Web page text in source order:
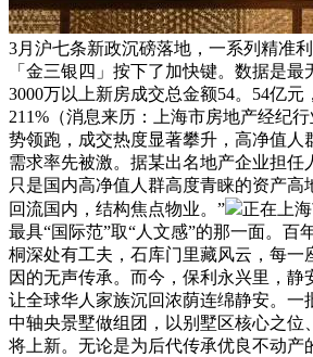
3月沪七条新政沉磅落地，一系列精准
「金三银四」按下了加快键。数据是最
3000万以上新房成交总金额54。54亿元
211%（消息来历：上海市房地产经纪
势领跑，成交热度显著攀升，高净值人
需求率先被激。据某出名地产企业担任
只是国内高净值人群高度青睐的资产高
回流国内，结构焦点物业。”
正在上
最具“国际范”取“人文感”的那一面。百
桐深处有工夫，石库门里藏风云，每一
因的无声传承。而今，保利永兴里，静
让全球华人家族沉回浓荫连绵静安。一
中轴央景墅做组团，以别墅区核心之位
将上新。无论是为后代传承优良不动产